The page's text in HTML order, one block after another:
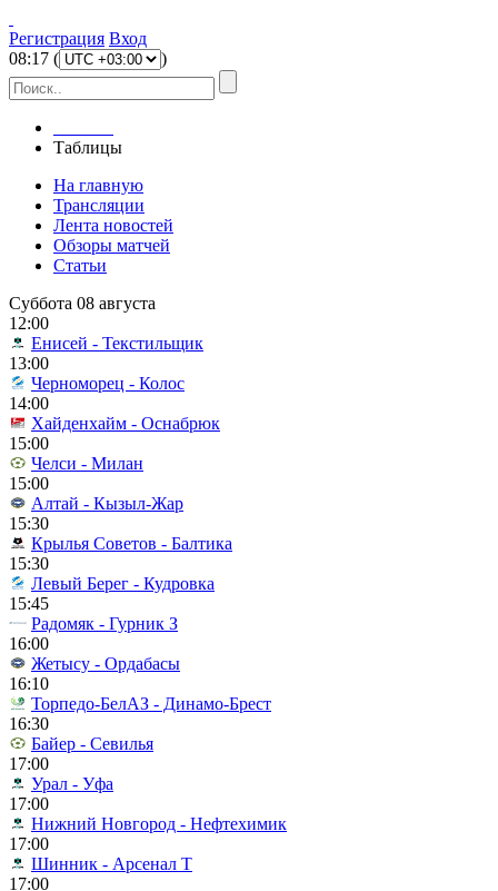
Регистрация Вход
08:17 ( )
Таблицы
На главную
Трансляции
Лента новостей
Обзоры матчей
Статьи
Суббота 08 августа
12:00
Енисей - Текстильщик
13:00
Черноморец - Колос
14:00
Хайденхайм - Оснабрюк
15:00
Челси - Милан
15:00
Алтай - Кызыл-Жар
15:30
Крылья Советов - Балтика
15:30
Левый Берег - Кудровка
15:45
Радомяк - Гурник З
16:00
Жетысу - Ордабасы
16:10
Торпедо-БелАЗ - Динамо-Брест
16:30
Байер - Севилья
17:00
Урал - Уфа
17:00
Нижний Новгород - Нефтехимик
17:00
Шинник - Арсенал Т
17:00